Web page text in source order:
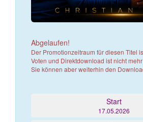
Abgelaufen!
Der Promotionzeitraum für diesen Titel
Voten und Direktdownload ist nicht
Sie können aber weiterhin den
Start
17.05.2026